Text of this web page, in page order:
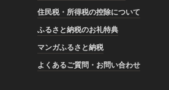
住民税・所得税の控除について
ふるさと納税のお礼特典
マンガふるさと納税
よくあるご質問・お問い合わせ